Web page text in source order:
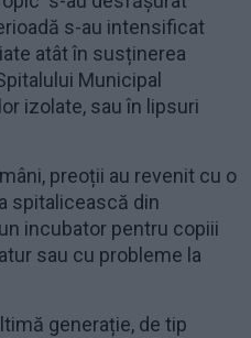
s-au intensificat
atât în susținerea
Municipal
izolate, sau în lipsuri
preoții au revenit cu o
spitalicească din
incubator pentru copiii
sau cu probleme la
generație, de tip